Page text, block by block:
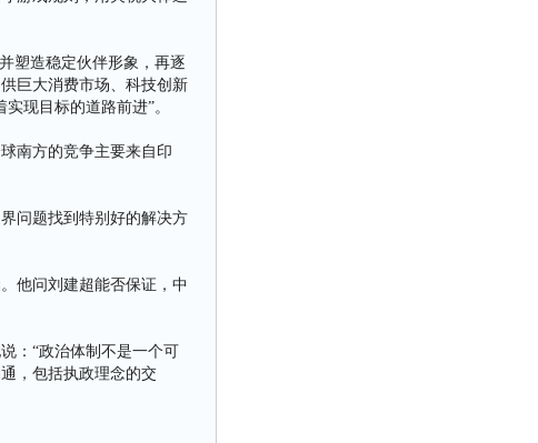
塑造稳定伙伴形象，再逐
巨大消费市场、科技创新
现目标的道路前进”。
南方的竞争主要来自印
问题找到特别好的解决方
他问刘建超能否保证，中
：“政治体制不是一个可
，包括执政理念的交